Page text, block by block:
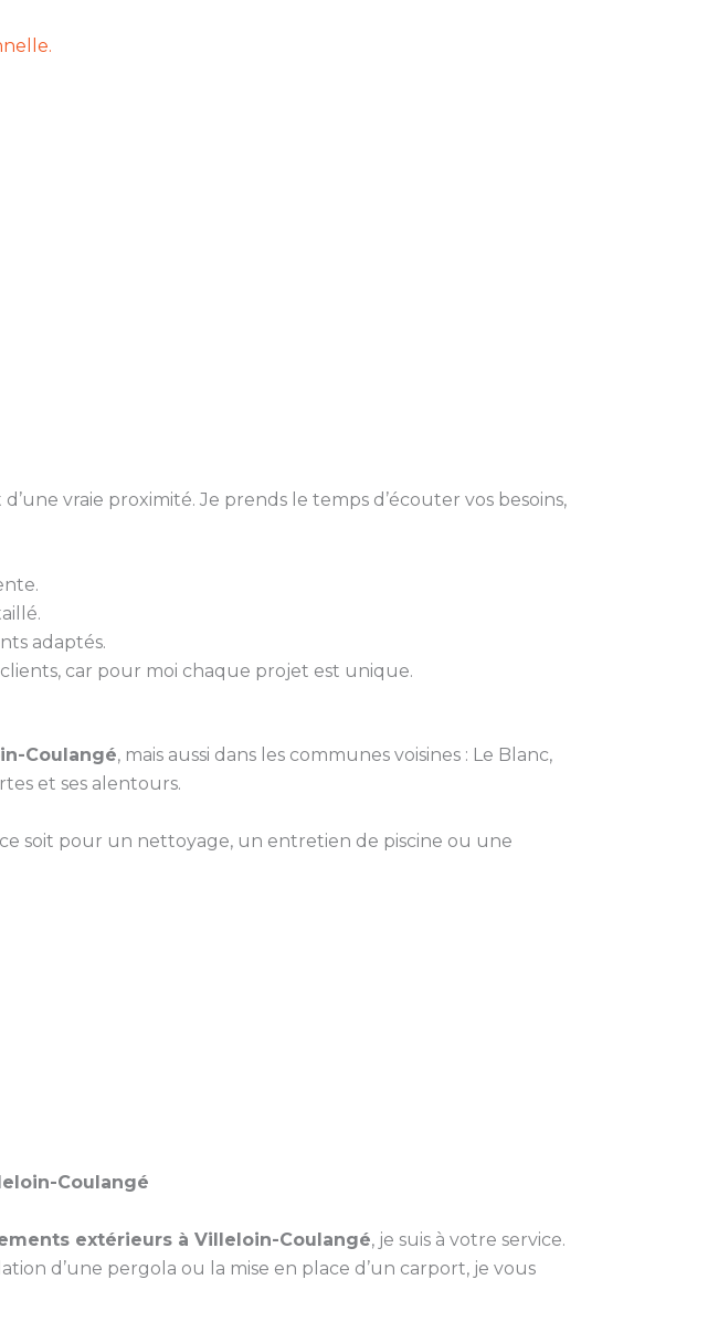
vraie proximité. Je prends le temps d’écouter vos besoins,
adaptés.
car pour moi chaque projet est unique.
Coulangé, mais aussi dans les communes voisines : Le Blanc,
et ses alentours.
soit pour un nettoyage, un entretien de piscine ou une
Coulangé
extérieurs à Villeloin-Coulangé, je suis à votre service.
d’une pergola ou la mise en place d’un carport, je vous